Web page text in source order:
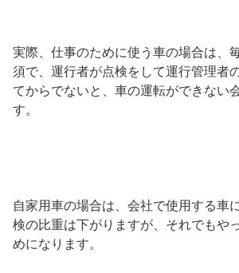
実際、仕事のために使う車の場合は、
須で、運行者が点検をして運行管理者
てからでないと、車の運転ができない
す。
自家用車の場合は、会社で使用する車
検の比重は下がりますが、それでもや
めになります。